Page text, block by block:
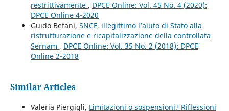
restrittivamente , DPCE Online: Vol. 45 No. 4 (2020):
DPCE Online 4-2020
Guido Befani, SNCF, illegittimo l’aiuto di Stato alla
ristrutturazione e ricapitalizzazione della controllata
Sernam , DPCE Online: Vol. 35 No. 2 (2018): DPCE
Online 2-2018
Similar Articles
Valeria Piergigli, Limitazioni o sospensioni? Riflessioni